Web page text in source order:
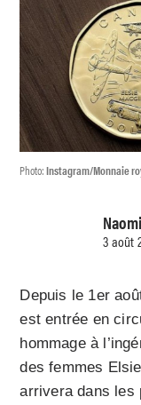
Photo:Instagram/Monnaie
3 août
Depuis le 1er
est entrée en
hommage à
des femmes
arrivera dans les